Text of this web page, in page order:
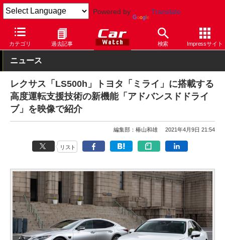
Powered by Translate
カテゴリ 過去記事 検索 Impressサイト
Car Watch テクノロジー 安全 自動運転
ニュース
レクサス「LS500h」トヨタ「ミライ」に搭載する
高度運転支援技術の新機能「アドバンスドドライ
ブ」を映像で紹介
編集部：椿山和雄 2021年4月9日 21:54
リスト